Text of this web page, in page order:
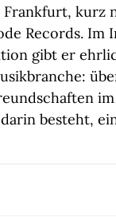
kurz
Records. Im
gibt er
besteht,